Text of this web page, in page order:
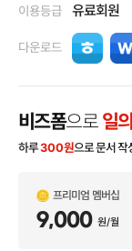
이용등급 유료회원
다운로드
비즈폼으로 일
하루300원으로 문서 작
프리미엄 멤버십
9,000 원/월